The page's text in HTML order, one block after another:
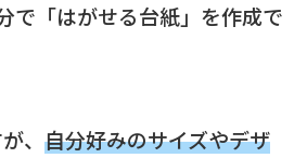
で「はがせる台紙」を作成で
、 自分好みのサイズやデザ